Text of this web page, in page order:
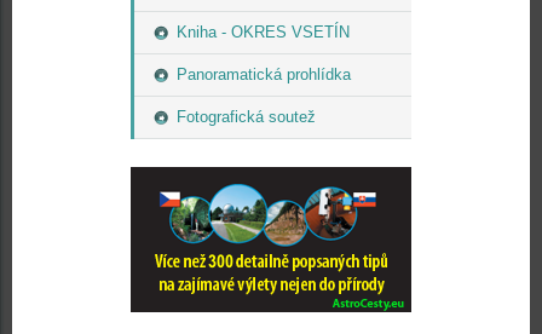
Kniha - OKRES VSETÍN
Panoramatická prohlídka
Fotografická soutež